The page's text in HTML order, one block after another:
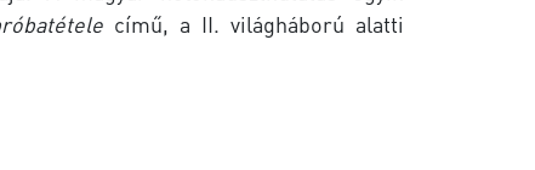
című, a II. világháború alatti